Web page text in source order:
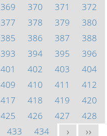
369 370 371
372
377 378 379
380
385 386 387
388
393 394 395
396
401 402 403
404
409 410 411
412
417 418 419
420
425 426 427
428
433 434 > >>